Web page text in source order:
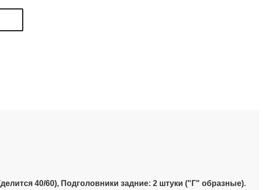
40/60), Подголовники задние: 2 штуки ("Г" образные).